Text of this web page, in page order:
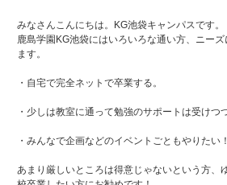
みなさんこんにちは。KG池袋キャンパスです。
鹿島学園KG池袋にはいろいろな通い方、ニー
ます。
・自宅で完全ネットで卒業する。
・少しは教室に通って勉強のサポートは受けつ
・みんなで企画などのイベントごともやりたい！
あまり厳しいところは得意じゃないという方、